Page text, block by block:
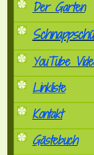
Der Garten
YouTube
Linkliste
Kontakt
Gästebuch